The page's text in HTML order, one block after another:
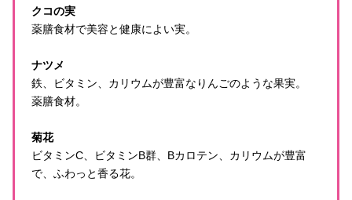
クコの実
薬膳食材で美容と健康によい実。
ナツメ
鉄、ビタミン、カリウムが豊富なりんごのような果実。
薬膳食材。
菊花
ビタミンC、ビタミンB群、Bカロテン、カリウムが豊富
で、ふわっと香る花。